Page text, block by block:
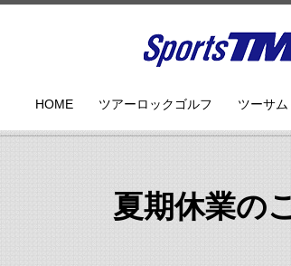
HOME ツアーロックゴルフ ツーサム
夏期休業の